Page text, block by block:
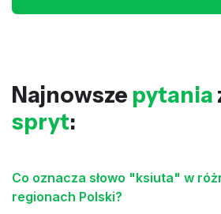
Najnowsze pytania
spryt:
Co oznacza słowo "ksiuta" w
regionach Polski?